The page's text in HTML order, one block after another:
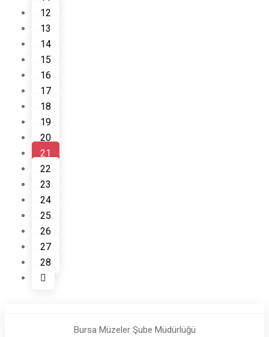
12
13
14
15
16
17
18
19
20
21
22
23
24
25
26
27
28
Bursa Müzeler Şube Müdürlüğü